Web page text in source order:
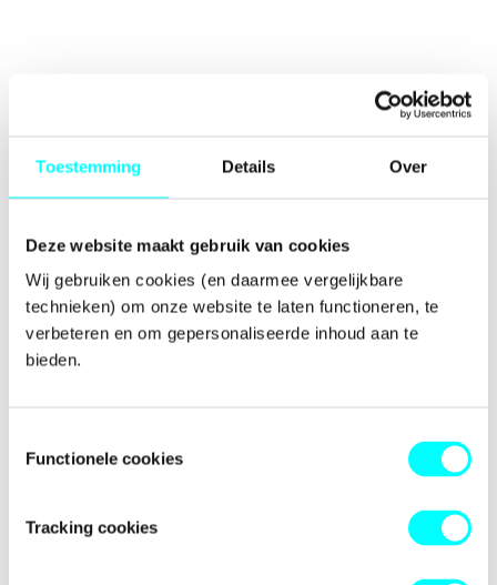
Toestemming Details Over
Deze website maakt gebruik van cookies
Wij gebruiken cookies (en daarmee vergelijkbare
technieken) om onze website te laten functioneren, te
verbeteren en om gepersonaliseerde inhoud aan te
bieden.
Functionele cookies
Tracking cookies
-side exception has occurred while
browser consolefor